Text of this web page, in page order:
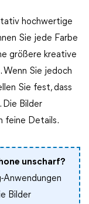
hochwertige
Sie jede Farbe
größere kreative
Wenn Sie jedoch
Sie fest, dass
Die Bilder
feine Details.
unscharf?
Bilder